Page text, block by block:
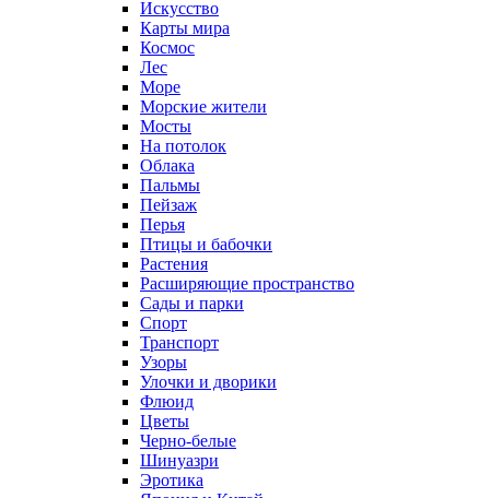
Искусство
Карты мира
Космос
Лес
Море
Морские жители
Мосты
На потолок
Облака
Пальмы
Пейзаж
Перья
Птицы и бабочки
Растения
Расширяющие пространство
Сады и парки
Спорт
Транспорт
Узоры
Улочки и дворики
Флюид
Цветы
Черно-белые
Шинуазри
Эротика